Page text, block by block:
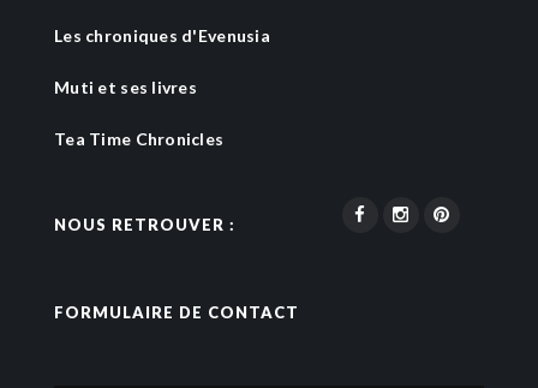
Les chroniques d'Evenusia
Muti et ses livres
Tea Time Chronicles
NOUS RETROUVER :
FORMULAIRE DE CONTACT